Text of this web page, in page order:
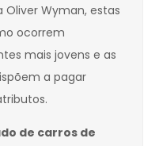
Wyman, estas
ocorrem
mais jovens e as
a pagar
de carros de